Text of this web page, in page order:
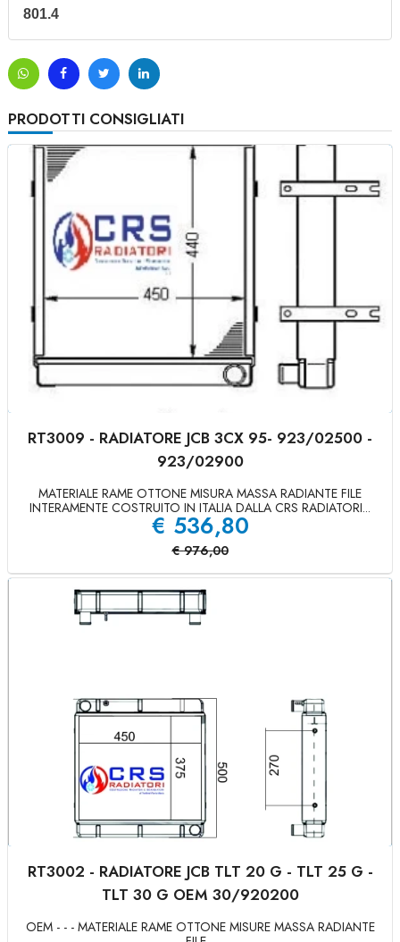
801.4
PRODOTTI CONSIGLIATI
RT3009 - RADIATORE JCB 3CX 95- 923/02500 -
923/02900
MATERIALE RAME OTTONE MISURA MASSA RADIANTE FILE
INTERAMENTE COSTRUITO IN ITALIA DALLA CRS RADIATORI...
€ 536,80
€ 976,00
RT3002 - RADIATORE JCB TLT 20 G - TLT 25 G -
TLT 30 G OEM 30/920200
OEM - - - MATERIALE RAME OTTONE MISURE MASSA RADIANTE